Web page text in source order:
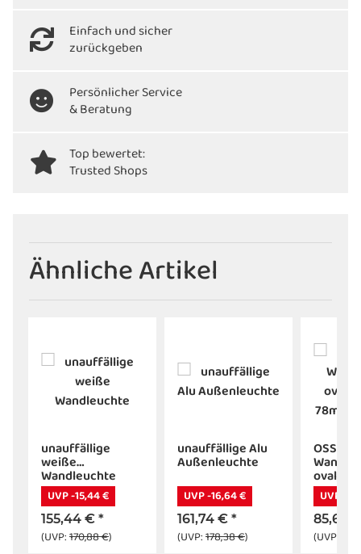
Einfach und sicher
zurückgeben
Persönlicher Service
& Beratung
Top bewertet:
Trusted Shops
Ähnliche Artikel
unauffällige
weiße
Wandleuchte
UVP -15,44 €
155,44 € *
(UVP:170,88 €)
unauffällige Alu
Außenleuchte
UVP -16,64 €
161,74 € *
(UVP:178,38 €)
OSSA
oval,
78mm,
UVP -
85,68
(UVP: